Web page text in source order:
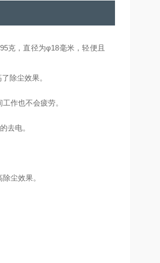
克，直径为φ18毫米，轻便且
除尘效果。
作也不会疲劳。
去电。
尘效果。